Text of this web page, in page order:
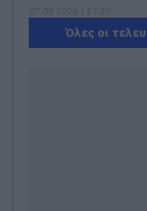
Οδηγός
Όλες οι